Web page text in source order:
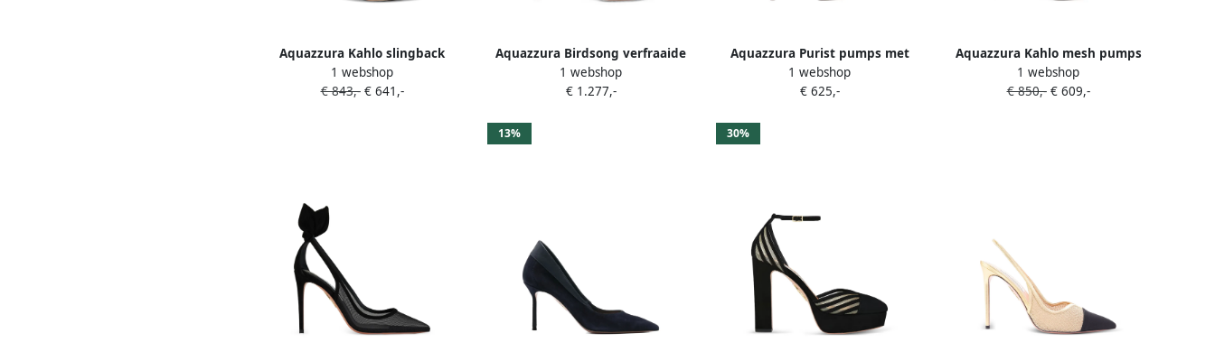
Aquazzura Kahlo slingback
pumps met borduurwerk Goud
1 webshop
€ 843,-€ 641,-
Aquazzura Birdsong verfraaide
geweven muiltjes Bruin
1 webshop
€ 1.277,-
Aquazzura Purist pumps met
puntige neus Beige
1 webshop
€ 625,-
Aquazzura Kahlo mesh pumps
met borduurwerk Zwart
1 webshop
€ 850,-€ 609,-
13% 30%